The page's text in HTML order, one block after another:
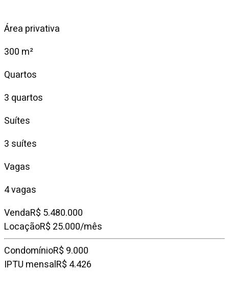
Área privativa
300 m²
Quartos
3 quartos
Suítes
3 suítes
Vagas
4 vagas
VendaR$ 5.480.000
LocaçãoR$ 25.000/mês
CondomínioR$ 9.000
IPTU mensalR$ 4.426